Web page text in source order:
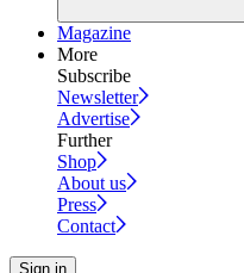
Magazine
More
Subscribe
Newsletter
Advertise
Further
Shop
About us
Press
Contact
Sign in